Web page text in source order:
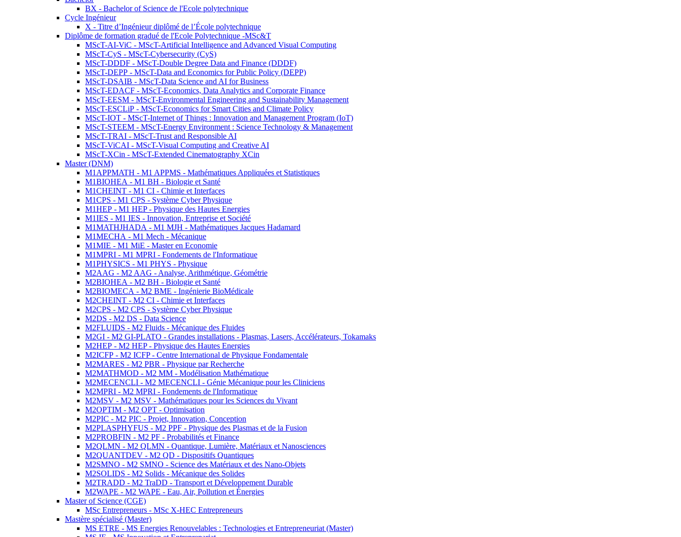
BX - Bachelor of Science de l'Ecole polytechnique
Cycle Ingénieur
X - Titre d’Ingénieur diplômé de l’École polytechnique
Diplôme de formation gradué de l'Ecole Polytechnique -MSc&T
MScT-AI-ViC - MScT-Artificial Intelligence and Advanced Visual Computing
MScT-CyS - MScT-Cybersecurity (CyS)
MScT-DDDF - MScT-Double Degree Data and Finance (DDDF)
MScT-DEPP - MScT-Data and Economics for Public Policy (DEPP)
MScT-DSAIB - MScT-Data Science and AI for Business
MScT-EDACF - MScT-Economics, Data Analytics and Corporate Finance
MScT-EESM - MScT-Environmental Engineering and Sustainability Management
MScT-ESCLiP - MScT-Economics for Smart Cities and Climate Policy
MScT-IOT - MScT-Internet of Things : Innovation and Management Program (IoT)
MScT-STEEM - MScT-Energy Environment : Science Technology & Management
MScT-TRAI - MScT-Trust and Responsible AI
MScT-ViCAI - MScT-Visual Computing and Creative AI
MScT-XCin - MScT-Extended Cinematography XCin
Master (DNM)
M1APPMATH - M1 APPMS - Mathématiques Appliquées et Statistiques
M1BIOHEA - M1 BH - Biologie et Santé
M1CHEINT - M1 CI - Chimie et Interfaces
M1CPS - M1 CPS - Système Cyber Physique
M1HEP - M1 HEP - Physique des Hautes Energies
M1IES - M1 IES - Innovation, Entreprise et Société
M1MATHJHADA - M1 MJH - Mathématiques Jacques Hadamard
M1MECHA - M1 Mech - Mécanique
M1MIE - M1 MiE - Master en Economie
M1MPRI - M1 MPRI - Fondements de l'Informatique
M1PHYSICS - M1 PHYS - Physique
M2AAG - M2 AAG - Analyse, Arithmétique, Géométrie
M2BIOHEA - M2 BH - Biologie et Santé
M2BIOMECA - M2 BME - Ingénierie BioMédicale
M2CHEINT - M2 CI - Chimie et Interfaces
M2CPS - M2 CPS - Système Cyber Physique
M2DS - M2 DS - Data Science
M2FLUIDS - M2 Fluids - Mécanique des Fluides
M2GI - M2 GI-PLATO - Grandes installations - Plasmas, Lasers, Accélérateurs, Tokamaks
M2HEP - M2 HEP - Physique des Hautes Energies
M2ICFP - M2 ICFP - Centre International de Physique Fondamentale
M2MARES - M2 PBR - Physique par Recherche
M2MATHMOD - M2 MM - Modélisation Mathématique
M2MECENCLI - M2 MECENCLI - Génie Mécanique pour les Cliniciens
M2MPRI - M2 MPRI - Fondements de l'Informatique
M2MSV - M2 MSV - Mathématiques pour les Sciences du Vivant
M2OPTIM - M2 OPT - Optimisation
M2PIC - M2 PIC - Projet, Innovation, Conception
M2PLASPHYFUS - M2 PPF - Physique des Plasmas et de la Fusion
M2PROBFIN - M2 PF - Probabilités et Finance
M2QLMN - M2 QLMN - Quantique, Lumière, Matériaux et Nanosciences
M2QUANTDEV - M2 QD - Dispositifs Quantiques
M2SMNO - M2 SMNO - Science des Matériaux et des Nano-Objets
M2SOLIDS - M2 Solids - Mécanique des Solides
M2TRADD - M2 TraDD - Transport et Développement Durable
M2WAPE - M2 WAPE - Eau, Air, Pollution et Énergies
Master of Science (CGE)
MSc Entrepreneurs - MSc X-HEC Entrepreneurs
Mastère spécialisé (Master)
MS ETRE - MS Energies Renouvelables : Technologies et Entrepreneuriat (Master)